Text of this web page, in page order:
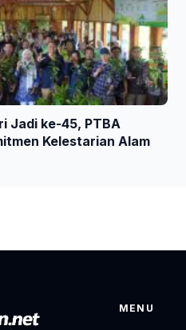
Jadi ke-45, PTBA
Kelestarian Alam
MENU